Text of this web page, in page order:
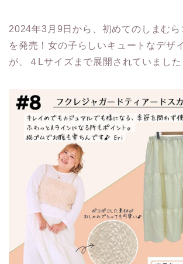
2024年3月9日から、初めてのしまむら
を発売！女の子らしいキュートなデザ
が、４Lサイズまで展開されていました